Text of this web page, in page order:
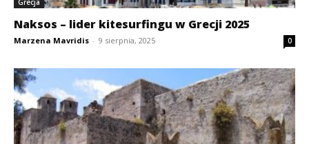
Grecja
Naksos – lider kitesurfingu w Grecji 2025
Marzena Mavridis - 9 sierpnia, 2025 0